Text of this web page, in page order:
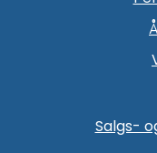
Salgs-